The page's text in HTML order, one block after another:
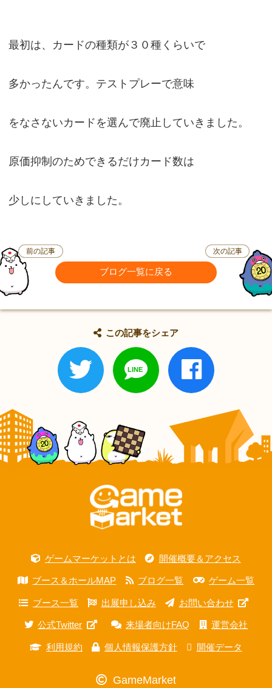
最初は、カードの種類が３０種くらいで
多かったんです。テストプレーで意味
をなさないカードを選んで廃止していきました。
原価抑制のためできるだけカード数は
少しにしていきました。
前の記事
ブログ一覧に戻る
次の記事
この記事をシェア
ゲームマーケットとは 開催概要＆アクセス
ブース＆ホールMAP ブログ一覧 ゲーム一覧
ブース一覧 出展申し込み お問い合わせ
公式Twitter 来場者向けFAQ 運営会社
利用規約 個人情報保護方針 開催データ
GameMarket